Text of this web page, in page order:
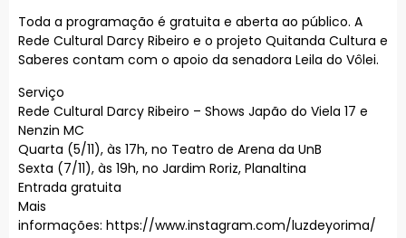
Toda a programação é gratuita e aberta ao público. A
Rede Cultural Darcy Ribeiro e o projeto Quitanda Cultura e
Saberes contam com o apoio da senadora Leila do Vôlei.
Serviço
Rede Cultural Darcy Ribeiro – Shows Japão do Viela 17 e
Nenzin MC
Quarta (5/11), às 17h, no Teatro de Arena da UnB
Sexta (7/11), às 19h, no Jardim Roriz, Planaltina
Entrada gratuita
Mais
informações: https://www.instagram.com/luzdeyorima/